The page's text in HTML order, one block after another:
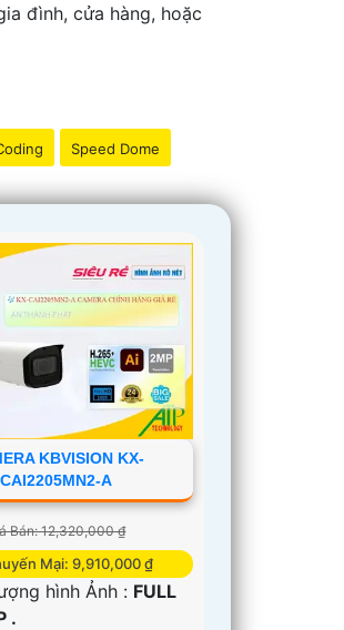
đình, cửa hàng, hoặc
Speed Dome
KBVISION KX-
CAI2205MN2-A
Bán: 12,320,000 ₫
Mại: 9,910,000 ₫
hình Ảnh : FULL
.